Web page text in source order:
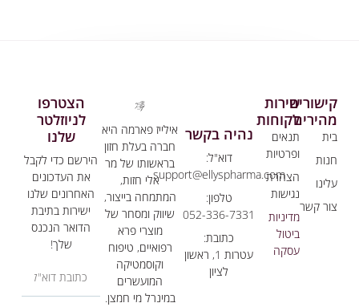
אילייז פארמה היא
חברה בעלת חזון
בראשותו של מר
אלי חזות,
המתמחה בייצור,
שיווק ומסחר של
מוצרי פרא
רפואיים, טיפוח
וקוסמטיקה
המועשרים
במינרל מי חמצן.
שירות
לקוחות
תנאים
ופרטיות
הצהרת
מדיניות
קשר
נהיה בקשר
support@ellyspharma.com
052-336-7331
כתובת:
עטרות 1, ראשון
הצטרפו
לניוזלטר
שלנו
הירשם כדי לקבל
את העדכונים
האחרונים שלנו
ישירות בתיבת
הדואר הנכנס